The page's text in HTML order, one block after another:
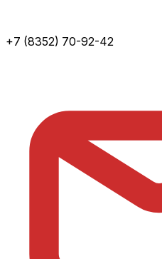
+7 (8352) 70-92-42